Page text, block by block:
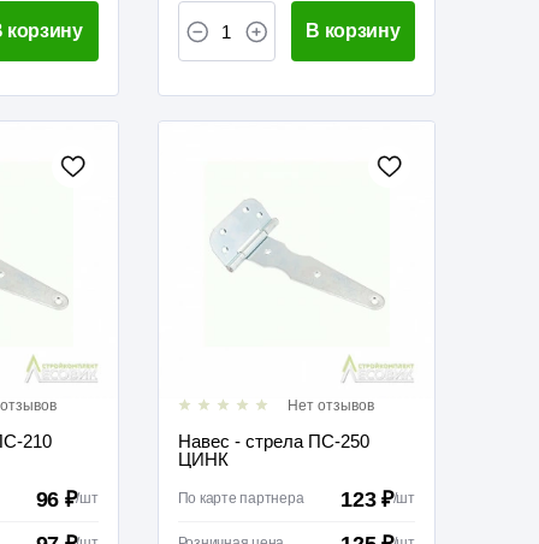
корзину В корзину
210
96 ₽/шт
Нет отзывов
Навес - стрела ПС-250
ЦИНК
По карте партнера 123 ₽/шт